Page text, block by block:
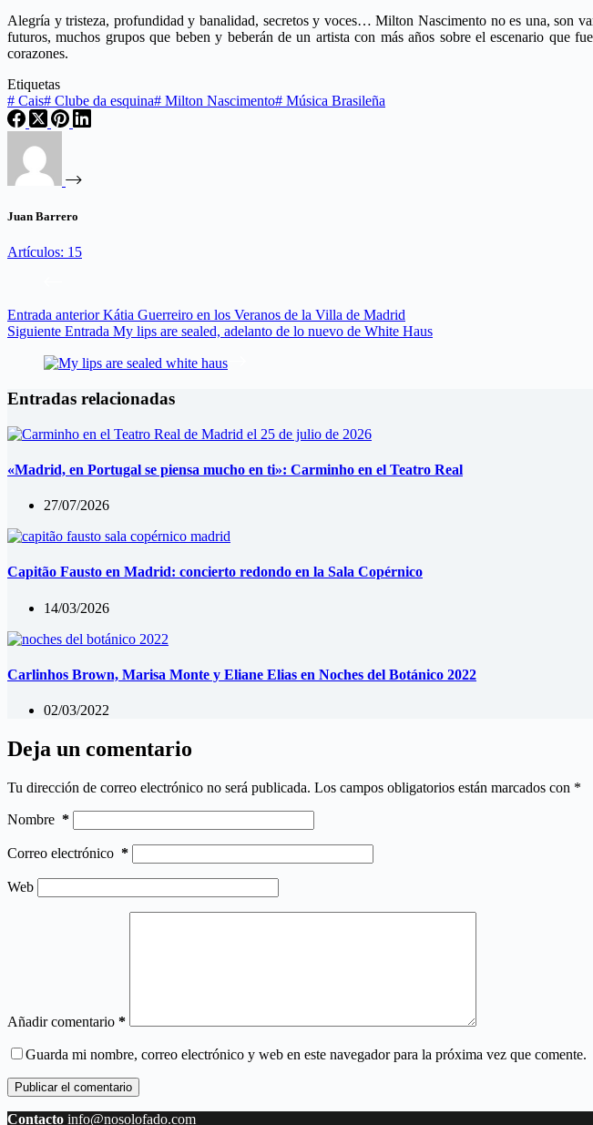
Alegría y tristeza, profundidad y banalidad, secretos y voces… Milton Nascimento no es una, son
futuros, muchos grupos que beben y beberán de un artista con más años sobre el escenario que
corazones.
Etiquetas
# Cais# Clube da esquina# Milton Nascimento# Música Brasileña
Juan Barrero
Artículos: 15
Entrada anteriorKátia Guerreiro en los Veranos de la Villa de Madrid
Siguiente Entrada My lips are sealed, adelanto de lo nuevo de White Haus
Entradas relacionadas
«Madrid, en Portugal se piensa mucho en ti»: Carminho en el Teatro Real
27/07/2026
Capitão Fausto en Madrid: concierto redondo en la Sala Copérnico
14/03/2026
Carlinhos Brown, Marisa Monte y Eliane Elias en Noches del Botánico 2022
02/03/2022
Deja un comentario
Tu dirección de correo electrónico no será publicada. Los campos obligatorios están marcados con *
Nombre *
Correo electrónico *
Web
Añadir comentario *
Guarda mi nombre, correo electrónico y web en este navegador para la próxima vez que comente.
Publicar el comentario
Contacto info@nosolofado.com